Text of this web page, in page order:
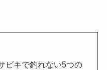
ビキで釣れない5つの